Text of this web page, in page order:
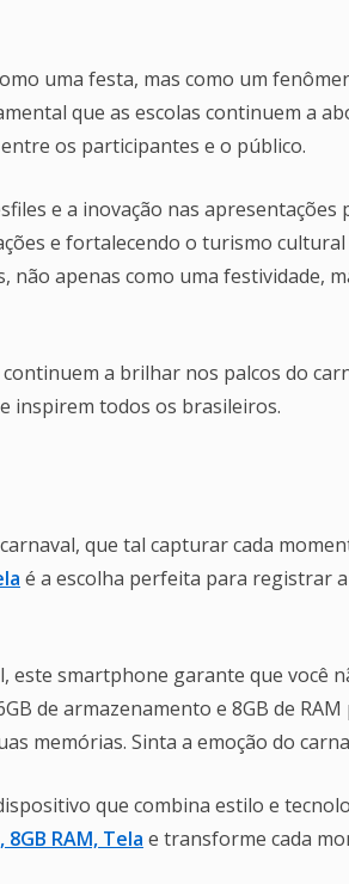
uma festa, mas como um
que as escolas continuem a
os participantes e o público.
e a inovação nas
e fortalecendo o turismo cultural
apenas como uma festividade,
a brilhar nos palcos do
inspirem todos os brasileiros.
que tal capturar cada
é a escolha perfeita para registrar
este smartphone garante que você
de armazenamento e 8GB de
memórias. Sinta a emoção do
que combina estilo e
8GB RAM, Tela e transforme cada